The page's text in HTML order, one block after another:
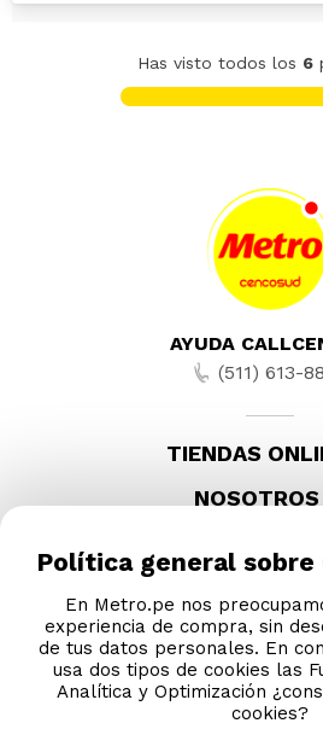
Has visto todos los 6
AYUDA
(511) 613-
TIENDAS
NOSOTROS
Política general sobre
En Metro.pe nos
experiencia de compra, sin
de tus datos personales. En
usa dos tipos de cookies las
Analítica y Optimización
cookies?